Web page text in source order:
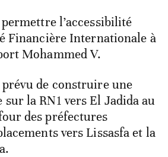
l’accessibilité
Financière Internationale à
Mohammed V.
de construire une
la RN1 vers El Jadida au
des préfectures
vers Lissasfa et la